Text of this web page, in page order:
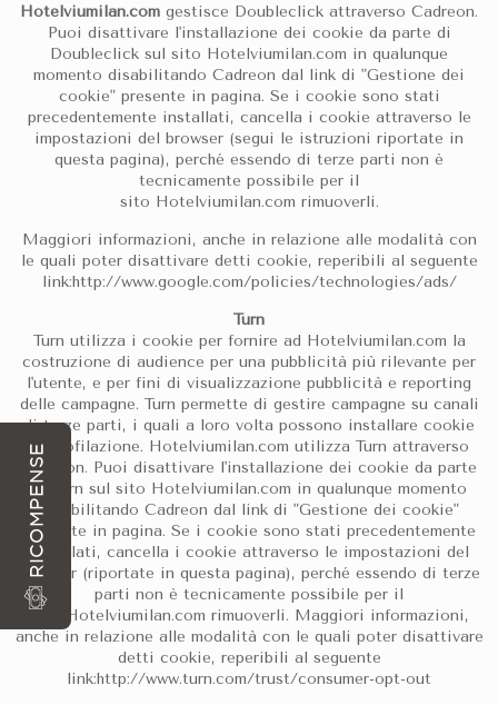
Hotelviumilan.com gestisce Doubleclick attraverso Cadreon.
Puoi disattivare l'installazione dei cookie da parte di
Doubleclick sul sito Hotelviumilan.com in qualunque
momento disabilitando Cadreon dal link di "Gestione dei
cookie" presente in pagina. Se i cookie sono stati
precedentemente installati, cancella i cookie attraverso le
impostazioni del browser (segui le istruzioni riportate in
questa pagina), perché essendo di terze parti non è
tecnicamente possibile per il
sito Hotelviumilan.com rimuoverli.
Maggiori informazioni, anche in relazione alle modalità con
le quali poter disattivare detti cookie, reperibili al seguente
link:http://www.google.com/policies/technologies/ads/
Turn
Turn utilizza i cookie per fornire ad Hotelviumilan.com la
costruzione di audience per una pubblicità più rilevante per
l'utente, e per fini di visualizzazione pubblicità e reporting
delle campagne. Turn permette di gestire campagne su canali
di terze parti, i quali a loro volta possono installare cookie
di profilazione. Hotelviumilan.com utilizza Turn attraverso
Cadreon. Puoi disattivare l'installazione dei cookie da parte
di Turn sul sito Hotelviumilan.com in qualunque momento
disabilitando Cadreon dal link di "Gestione dei cookie"
presente in pagina. Se i cookie sono stati precedentemente
installati, cancella i cookie attraverso le impostazioni del
browser (riportate in questa pagina), perché essendo di terze
parti non è tecnicamente possibile per il
sito Hotelviumilan.com rimuoverli. Maggiori informazioni,
anche in relazione alle modalità con le quali poter disattivare
detti cookie, reperibili al seguente
link:http://www.turn.com/trust/consumer-opt-out
RICOMPENSE